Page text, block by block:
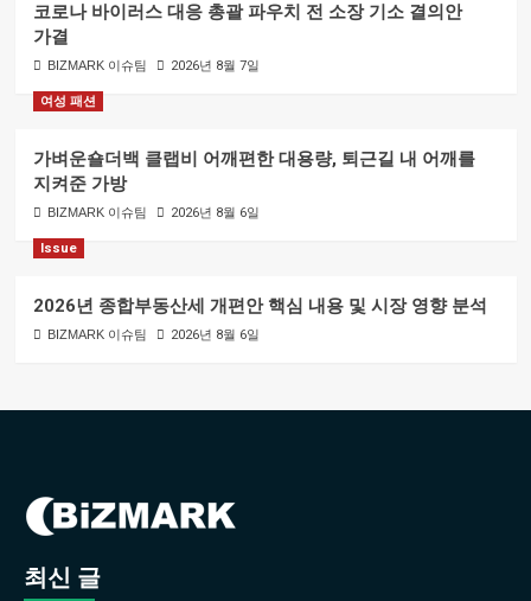
코로나 바이러스 대응 총괄 파우치 전 소장 기소 결의안
가결
BIZMARK 이슈팀 2026년 8월 7일
여성 패션
가벼운숄더백 클랩비 어깨편한 대용량, 퇴근길 내 어깨를
지켜준 가방
BIZMARK 이슈팀 2026년 8월 6일
Issue
2026년 종합부동산세 개편안 핵심 내용 및 시장 영향 분석
BIZMARK 이슈팀 2026년 8월 6일
최신 글